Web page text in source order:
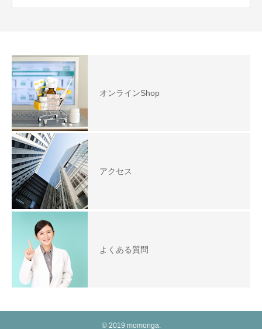
オンラインShop
アクセス
よくある質問
© 2019 momonga.